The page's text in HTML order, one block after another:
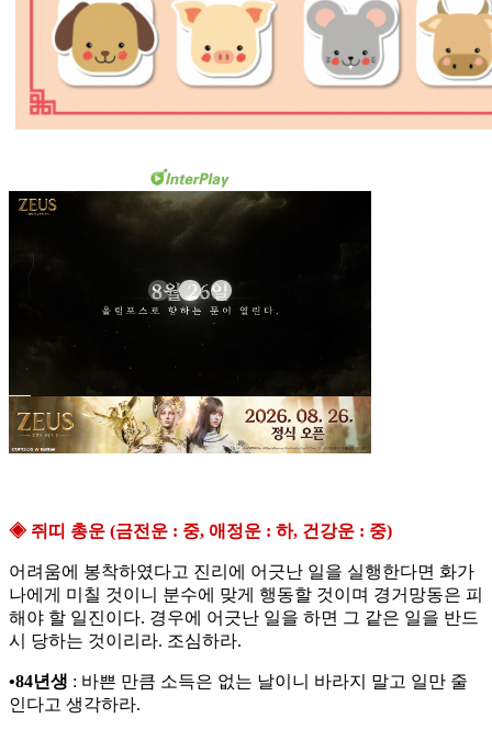
◈ 쥐띠 총운 (금전운 : 중, 애정운 : 하, 건강운 : 중)
어려움에 봉착하였다고 진리에 어긋난 일을 실행한다면 화가
나에게 미칠 것이니 분수에 맞게 행동할 것이며 경거망동은 피
해야 할 일진이다. 경우에 어긋난 일을 하면 그 같은 일을 반드
시 당하는 것이리라. 조심하라.
•84년생 : 바쁜 만큼 소득은 없는 날이니 바라지 말고 일만 줄
인다고 생각하라.